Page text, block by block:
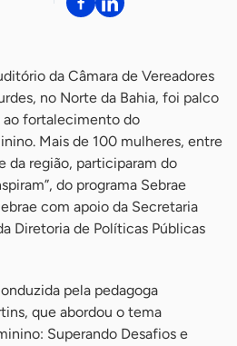
da Câmara de Vereadores
no Norte da Bahia, foi palco
fortalecimento do
Mais de 100 mulheres, entre
da região, participaram do
do programa Sebrae
com apoio da Secretaria
Diretoria de Políticas Públicas
pela pedagoga
que abordou o tema
Superando Desafios e